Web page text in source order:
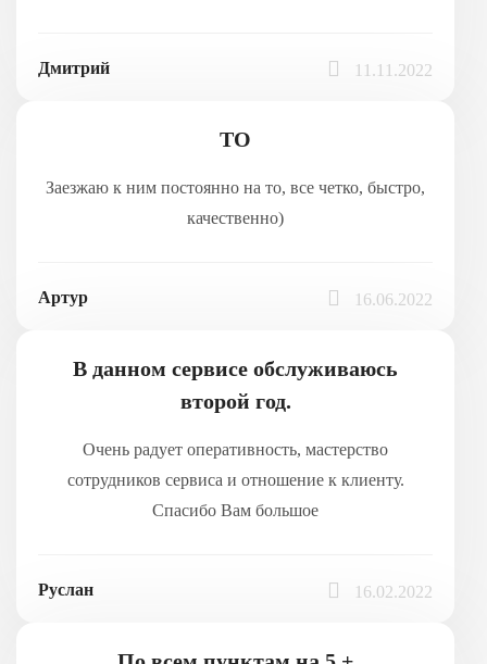
Дмитрий 11.11.2022
ТО
Заезжаю к ним постоянно на то, все четко, быстро,
качественно)
Артур 16.06.2022
В данном сервисе обслуживаюсь
второй год.
Очень радует оперативность, мастерство
сотрудников сервиса и отношение к клиенту.
Спасибо Вам большое
Руслан 16.02.2022